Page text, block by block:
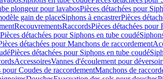
plongeur pour lavabosPièces détachées pour
gain de placeSiphons à encastrerPièces
RecouvrementsRaccordsPièces détachées pour
Pièces détachées pour Siphons en tube coudé
détachées pour Manchons de raccordement
Pièces détachées pour Siphons en tube coudé
AccessoiresVannes d'écoulement pour
pour Coudes de raccordementManchons de